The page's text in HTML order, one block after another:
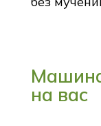
на вас